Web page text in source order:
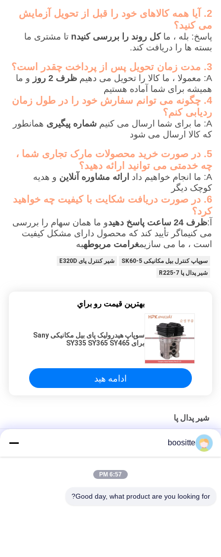
2. آیا همه کالاهای خود را قبل از تحویل آزمایش
می کنید؟
پاسخ: بله ، ماکل روند را بررسی کنیدn تا مشتری ما
بسته ها را دریافت کند.
3. مدت زمان تحویل پس از پرداخت چقدر است؟
A: معمولا ، ما کالا را تحویل می دهیم ظرف 2 روز
و ما
همیشه برای شما آماده هستیم
4. چگونه می توانم سفارش خود را در طول زمان
ردیابی کنم؟
A: ما برای شما ارسال می کنیم شماره پیگیری همانطور
که کالا ارسال می شود
5. در صورت خرید محصولات مارک تجاری شما ،
چه خدمتی می توانید ارائه دهید؟
A: ما انجام خواهیم داد ارائه مشاوره آنلاین و هدیه
کوچک دیگر
6. در صورت دریافت شکایت با کیفیت چه خواهید
کرد؟
آ:ظرف 24 ساعت پاسخ دهید
و ما همان سهام را بررسی
می کنیماگر تأیید کند که محصول دارای مشکل کیفیت
است ، ما می سازیمغرامت مربوطهبه
سوپاپ کنترل بیل مکانیکی SK60-5
شیر کنترل پای E320D
شیر پدال پا R225-7
بهترين قيمت رو براي
سوپاپ هیدرولیک پای بیل مکانیکی Sany
برای SY335 SY365 SY465
ادامه هید
شیر پدال پا
ZAX240-3 ZAX330-3
boositte
6:57 PM
Good day, what product are you looking for?